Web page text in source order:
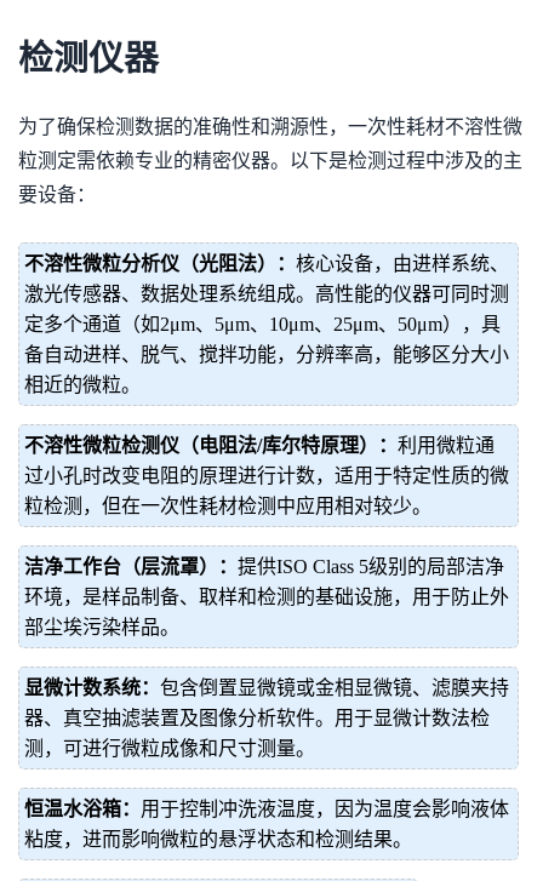
检测仪器
为了确保检测数据的准确性和溯源性，一次性耗材不溶性微
粒测定需依赖专业的精密仪器。以下是检测过程中涉及的主
要设备：
不溶性微粒分析仪（光阻法）： 核心设备，由进样系统、
激光传感器、数据处理系统组成。高性能的仪器可同时测
定多个通道（如2μm、5μm、10μm、25μm、50μm），具
备自动进样、脱气、搅拌功能，分辨率高，能够区分大小
相近的微粒。
不溶性微粒检测仪（电阻法/库尔特原理）： 利用微粒通
过小孔时改变电阻的原理进行计数，适用于特定性质的微
粒检测，但在一次性耗材检测中应用相对较少。
洁净工作台（层流罩）： 提供ISO Class 5级别的局部洁净
环境，是样品制备、取样和检测的基础设施，用于防止外
部尘埃污染样品。
显微计数系统： 包含倒置显微镜或金相显微镜、滤膜夹持
器、真空抽滤装置及图像分析软件。用于显微计数法检
测，可进行微粒成像和尺寸测量。
恒温水浴箱： 用于控制冲洗液温度，因为温度会影响液体
粘度，进而影响微粒的悬浮状态和检测结果。